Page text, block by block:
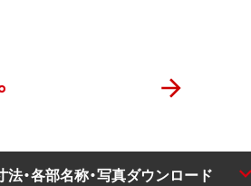
法・各部名称・写真ダウンロード